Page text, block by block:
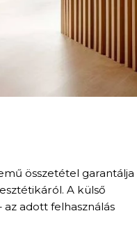
összetétel garantálja
A külső
adott felhasználás